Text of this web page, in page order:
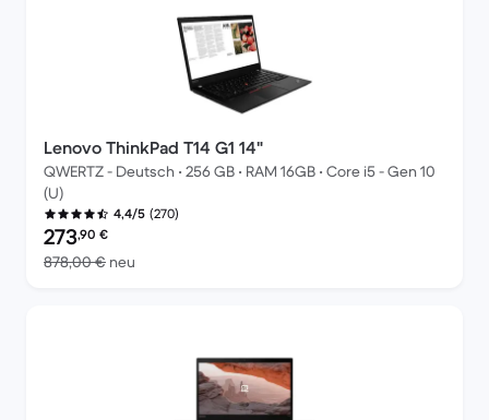
Lenovo ThinkPad T14 G1 14"
QWERTZ - Deutsch • 256 GB • RAM 16GB • Core i5 - Gen 10
(U)
4,4/5 (270)
Preis des erneuerten Produkts:
273,90 €
878,00 € neu